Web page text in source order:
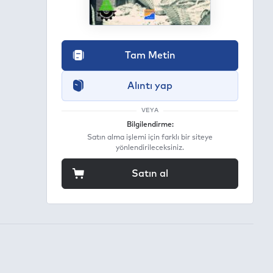
Tam Metin
Alıntı yap
VEYA
Bilgilendirme:
Satın alma işlemi için farklı bir siteye
yönlendirileceksiniz.
Satın al